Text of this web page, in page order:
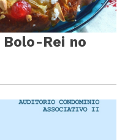
Rei no